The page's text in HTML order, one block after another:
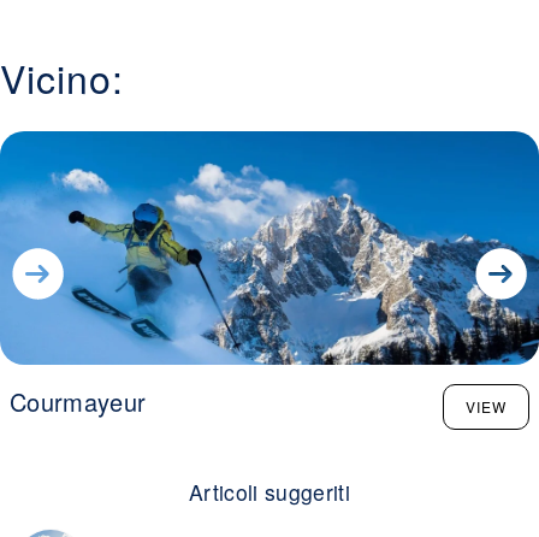
Vicino:
Courmayeur VIEW
Articoli suggeriti